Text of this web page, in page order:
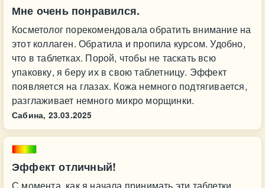
Мне очень понравился.
Косметолог порекомендовала обратить внимание на
этот коллаген. Обратила и пропила курсом. Удобно,
что в таблетках. Порой, чтобы не таскать всю
упаковку, я беру их в свою таблетницу. Эффект
появляется на глазах. Кожа немного подтягивается,
разглаживает немного микро морщинки.
Сабина, 23.03.2025
Эффект отличный!